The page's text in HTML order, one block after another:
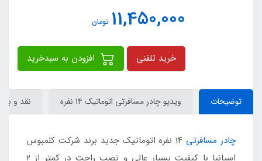
11,450,000 تومان
خرید تلفنی
توضیحات ویدیو چادر مسافرتی اتوماتیک ۱۴ نفره نقد و
چادر مسافرتی
۱۴ نفره اتوماتیک جدید برند شرکت کلمبوس
اسپانیا با کیفیت بسیار عالی و نصب راحت در کمتر از ۲